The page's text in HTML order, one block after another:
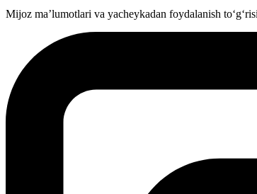
Mijoz ma’lumotlari va yacheykadan foydalanish